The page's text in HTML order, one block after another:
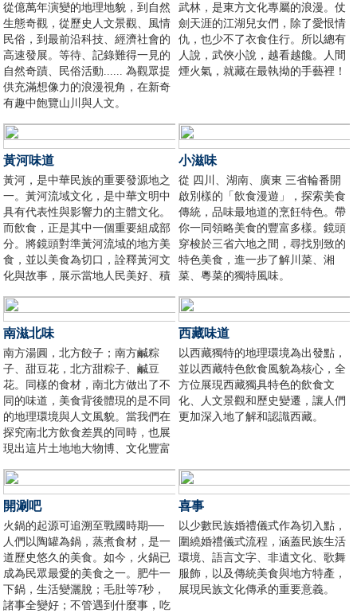
從億萬年演變的地理地貌，到自然
生態奇觀，從歷史人文景觀、風情
民俗，到最前沿科技、經濟社會的
高速發展。等待、記錄難得一見的
自然奇蹟、民俗活動...... 為觀眾提
供充滿想像力的浪漫視角，在新奇
有趣中飽覽山川與人文。
武林，是東方文化專屬的浪漫。仗
劍天涯的江湖兒女們，除了愛恨情
仇，也少不了衣食住行。所以總有
人說，武俠小說，越看越饞。人間
煙火氣，就藏在最執拗的手藝裡！
黃河味道
黃河，是中華民族的重要發源地之
一。黃河流域文化，是中華文明中
具有代表性與影響力的主體文化。
而飲食，正是其中一個重要組成部
分。將鏡頭對準黃河流域的地方美
食，並以美食為切口，詮釋黃河文
化與故事，展示當地人民美好、積
小滋味
從 四川、湖南、廣東 三省輪番開
啟別樣的「飲食漫遊」，探索美食
傳統，品味最地道的烹飪特色。帶
你一同領略美食的豐富多樣。鏡頭
穿梭於三省六地之間，尋找別致的
特色美食，進一步了解川菜、湘
菜、粵菜的獨特風味。
南滋北味
南方湯圓，北方餃子；南方鹹粽
子、甜豆花，北方甜粽子、鹹豆
花。同樣的食材，南北方做出了不
同的味道，美食背後體現的是不同
的地理環境與人文風貌。當我們在
探究南北方飲食差異的同時，也展
現出這片土地地大物博、文化豐富
西藏味道
以西藏獨特的地理環境為出發點，
並以西藏特色飲食風貌為核心，全
方位展現西藏獨具特色的飲食文
化、人文景觀和歷史變遷，讓人們
更加深入地了解和認識西藏。
開涮吧
火鍋的起源可追溯至戰國時期──
人們以陶罐為鍋，蒸煮食材，是一
道歷史悠久的美食。如今，火鍋已
成為民眾最愛的美食之一。肥牛一
下鍋，生活變灑脫；毛肚等7秒，
諸事全變好；不管遇到什麼事，吃
喜事
以少數民族婚禮儀式作為切入點，
圍繞婚禮儀式流程，涵蓋民族生活
環境、語言文字、非遺文化、歌舞
服飾，以及傳統美食與地方特產，
展現民族文化傳承的重要意義。